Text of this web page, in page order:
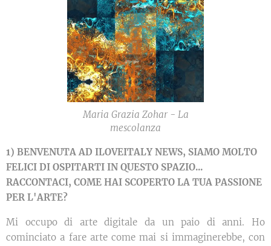
Maria Grazia Zohar - La
mescolanza
1) BENVENUTA AD ILOVEITALY NEWS, SIAMO MOLTO
FELICI DI OSPITARTI IN QUESTO SPAZIO...
RACCONTACI, COME HAI SCOPERTO LA TUA PASSIONE
PER L'ARTE?
Mi occupo di arte digitale da un paio di anni. Ho
cominciato a fare arte come mai si immaginerebbe, con